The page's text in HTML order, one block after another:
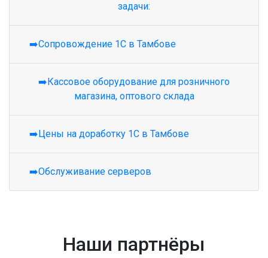
задачи:
➡️Сопровождение 1С в Тамбове
➡️Кассовое оборудование для розничного
магазина, оптового склада
➡️Цены на доработку 1С в Тамбове
➡️Обслуживание серверов
Наши партнёры